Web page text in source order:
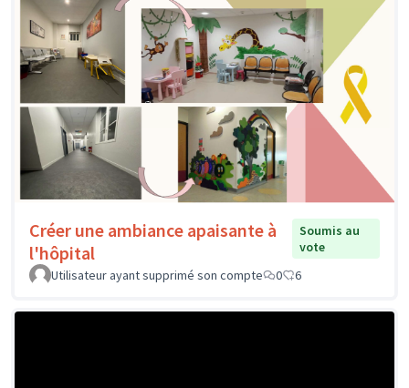
Créer une ambiance apaisante à
l'hôpital
Soumis au
vote
Utilisateur ayant supprimé son compte
0 6